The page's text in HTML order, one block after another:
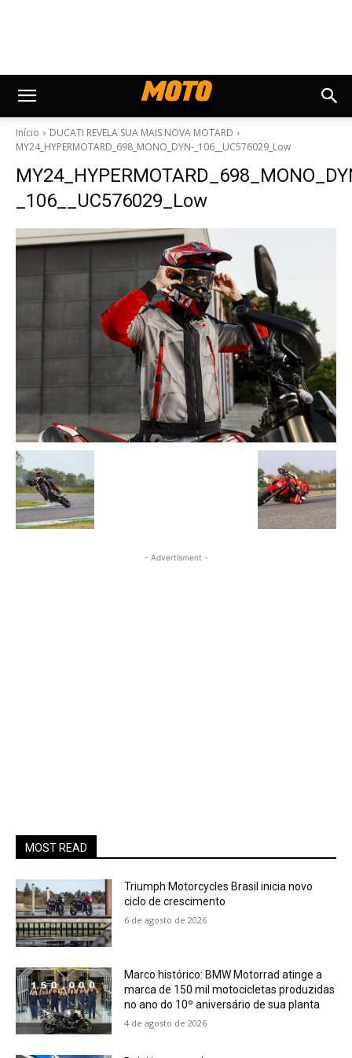
Início
DUCATI REVELA SUA MAIS NOVA MOTARD
MY24_HYPERMOTARD_698_MONO_DYN-_106__UC576029_Low
_106__UC576029_Low
- Advertisment -
MOST READ
Triumph Motorcycles Brasil inicia novo
ciclo de crescimento
6 de agosto de 2026
Marco histórico: BMW Motorrad atinge a
marca de 150 mil motocicletas produzidas
no ano do 10º aniversário de sua planta
4 de agosto de 2026